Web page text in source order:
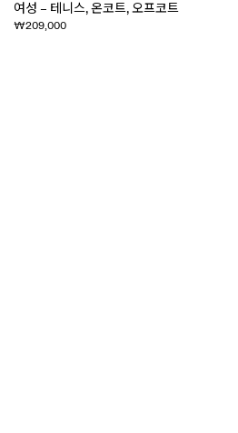
여성 – 테니스, 온코트, 오프코트
₩209,000